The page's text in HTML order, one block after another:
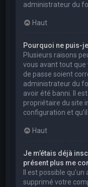
administrateur du
Haut
Pourquoi ne puis-
Plusieurs raisons
vous avant tout
de passe soient
administrateur du
avoir été banni. Il
propriétaire du site
configuration et
Haut
Je m’étais déjà
présent plus me
Il est possible
supprimé votre